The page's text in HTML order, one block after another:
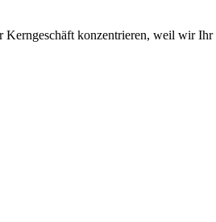
konzentrieren, weil wir Ihr